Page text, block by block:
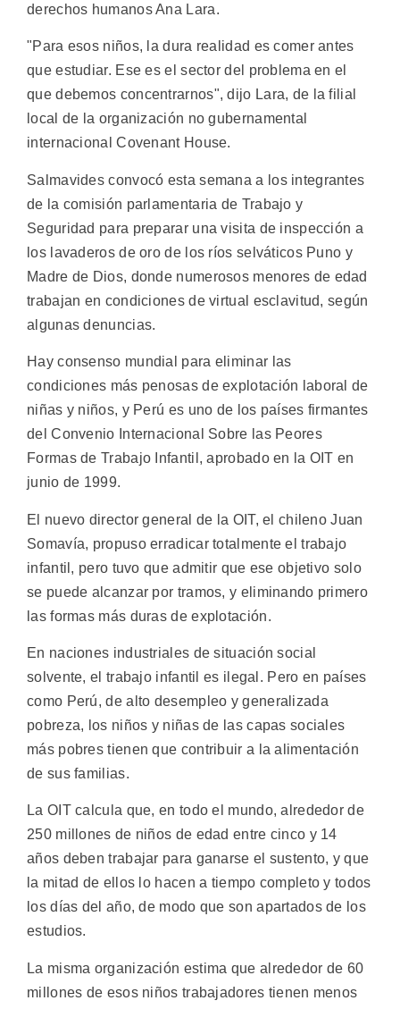
derechos humanos Ana Lara.
"Para esos niños, la dura realidad es comer antes
que estudiar. Ese es el sector del problema en el
que debemos concentrarnos", dijo Lara, de la filial
local de la organización no gubernamental
internacional Covenant House.
Salmavides convocó esta semana a los integrantes
de la comisión parlamentaria de Trabajo y
Seguridad para preparar una visita de inspección a
los lavaderos de oro de los ríos selváticos Puno y
Madre de Dios, donde numerosos menores de edad
trabajan en condiciones de virtual esclavitud, según
algunas denuncias.
Hay consenso mundial para eliminar las
condiciones más penosas de explotación laboral de
niñas y niños, y Perú es uno de los países firmantes
del Convenio Internacional Sobre las Peores
Formas de Trabajo Infantil, aprobado en la OIT en
junio de 1999.
El nuevo director general de la OIT, el chileno Juan
Somavía, propuso erradicar totalmente el trabajo
infantil, pero tuvo que admitir que ese objetivo solo
se puede alcanzar por tramos, y eliminando primero
las formas más duras de explotación.
En naciones industriales de situación social
solvente, el trabajo infantil es ilegal. Pero en países
como Perú, de alto desempleo y generalizada
pobreza, los niños y niñas de las capas sociales
más pobres tienen que contribuir a la alimentación
de sus familias.
La OIT calcula que, en todo el mundo, alrededor de
250 millones de niños de edad entre cinco y 14
años deben trabajar para ganarse el sustento, y que
la mitad de ellos lo hacen a tiempo completo y todos
los días del año, de modo que son apartados de los
estudios.
La misma organización estima que alrededor de 60
millones de esos niños trabajadores tienen menos